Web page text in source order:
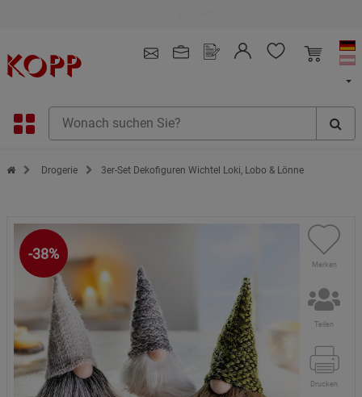
Zur Startseite des Kopp Verlag Online-Shop
Drogerie 3er-Set Dekofiguren Wichtel Loki, Lobo & Lönne
-38%
Merken
Teilen
Drucken